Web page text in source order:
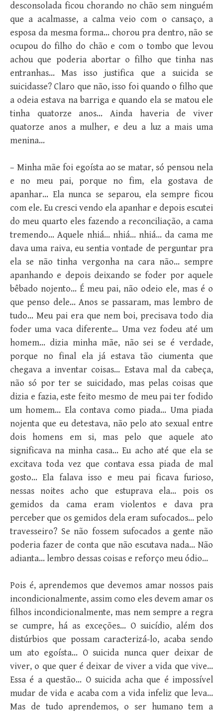
desconsolada ficou chorando no chão sem ninguém
que a acalmasse, a calma veio com o cansaço, a
esposa da mesma forma… chorou pra dentro, não se
ocupou do filho do chão e com o tombo que levou
achou que poderia abortar o filho que tinha nas
entranhas… Mas isso justifica que a suicida se
suicidasse? Claro que não, isso foi quando o filho que
a odeia estava na barriga e quando ela se matou ele
tinha quatorze anos… Ainda haveria de viver
quatorze anos a mulher, e deu a luz a mais uma
menina…
– Minha mãe foi egoísta ao se matar, só pensou nela
e no meu pai, porque no fim, ela gostava de
apanhar… Ela nunca se separou, ela sempre ficou
com ele. Eu cresci vendo ela apanhar e depois escutei
do meu quarto eles fazendo a reconciliação, a cama
tremendo… Aquele nhiá… nhiá… nhiá… da cama me
dava uma raiva, eu sentia vontade de perguntar pra
ela se não tinha vergonha na cara não… sempre
apanhando e depois deixando se foder por aquele
bêbado nojento… É meu pai, não odeio ele, mas é o
que penso dele… Anos se passaram, mas lembro de
tudo… Meu pai era que nem boi, precisava todo dia
foder uma vaca diferente… Uma vez fodeu até um
homem… dizia minha mãe, não sei se é verdade,
porque no final ela já estava tão ciumenta que
chegava a inventar coisas… Estava mal da cabeça,
não só por ter se suicidado, mas pelas coisas que
dizia e fazia, este feito mesmo de meu pai ter fodido
um homem… Ela contava como piada… Uma piada
nojenta que eu detestava, não pelo ato sexual entre
dois homens em si, mas pelo que aquele ato
significava na minha casa… Eu acho até que ela se
excitava toda vez que contava essa piada de mal
gosto… Ela falava isso e meu pai ficava furioso,
nessas noites acho que estuprava ela… pois os
gemidos da cama eram violentos e dava pra
perceber que os gemidos dela eram sufocados… pelo
travesseiro? Se não fossem sufocados a gente não
poderia fazer de conta que não escutava nada… Não
adianta… lembro dessas coisas e reforço meu ódio…
Pois é, aprendemos que devemos amar nossos pais
incondicionalmente, assim como eles devem amar os
filhos incondicionalmente, mas nem sempre a regra
se cumpre, há as exceções… O suicídio, além dos
distúrbios que possam caracterizá-lo, acaba sendo
um ato egoísta… O suicida nunca quer deixar de
viver, o que quer é deixar de viver a vida que vive…
Essa é a questão… O suicida acha que é impossível
mudar de vida e acaba com a vida infeliz que leva…
Mas de tudo aprendemos, o ser humano tem a